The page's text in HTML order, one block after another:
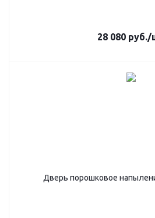
28 080руб./
Дверь порошковое